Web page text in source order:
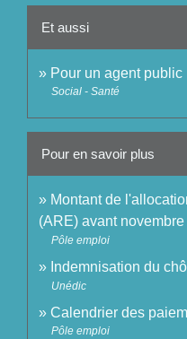
Et aussi
Pour un agent public
Social - Santé
Pour en savoir plus
Montant de
(ARE) avant novembre
Pôle emploi
Indemnisation du
Unédic
Calendrier des
Pôle emploi